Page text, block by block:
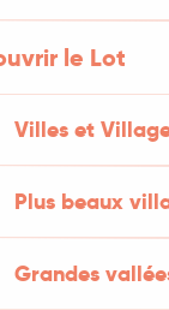
le Lot
Villes et
Plus beaux
Grandes